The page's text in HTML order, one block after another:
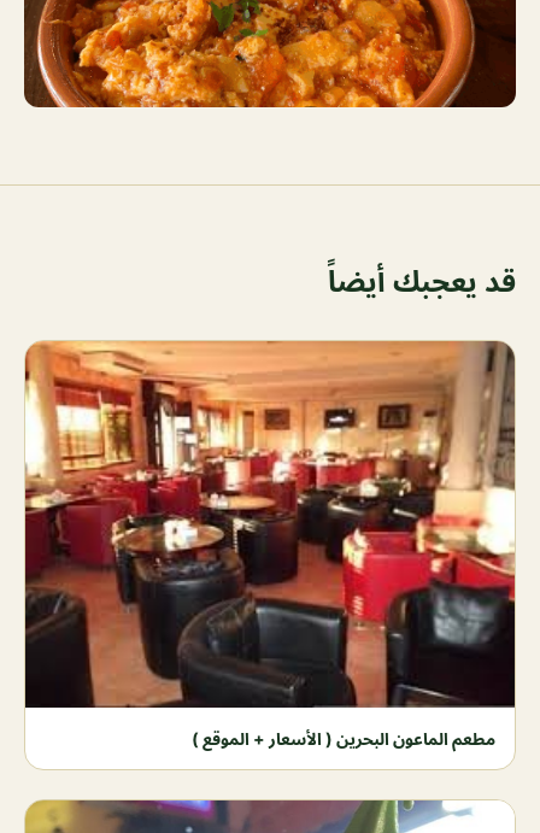
قد يعجبك أيضاً
مطعم الماعون البحرين ( الأسعار + الموقع )